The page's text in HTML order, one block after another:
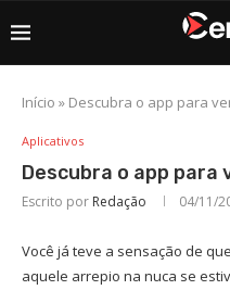
Início » Descubra o app para
Aplicativos
Descubra o app para
Escrito por Redação 04/11/
Você já teve a sensação de
aquele arrepio na nuca se